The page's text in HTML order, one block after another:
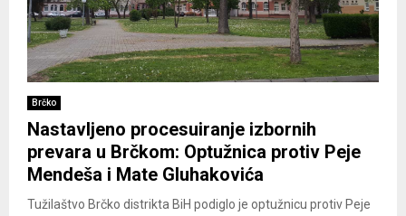
Brčko
Nastavljeno procesuiranje izbornih
prevara u Brčkom: Optužnica protiv Peje
Mendeša i Mate Gluhakovića
Tužilaštvo Brčko distrikta BiH podiglo je optužnicu protiv Peje